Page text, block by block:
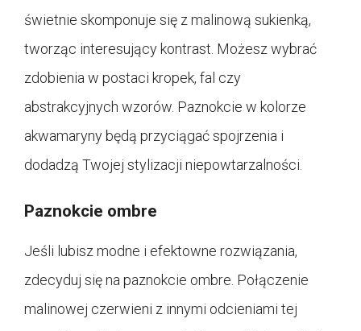
świetnie skomponuje się z malinową sukienką,
tworząc interesujący kontrast. Możesz wybrać
zdobienia w postaci kropek, fal czy
abstrakcyjnych wzorów. Paznokcie w kolorze
akwamaryny będą przyciągać spojrzenia i
dodadzą Twojej stylizacji niepowtarzalności.
Paznokcie ombre
Jeśli lubisz modne i efektowne rozwiązania,
zdecyduj się na paznokcie ombre. Połączenie
malinowej czerwieni z innymi odcieniami tej